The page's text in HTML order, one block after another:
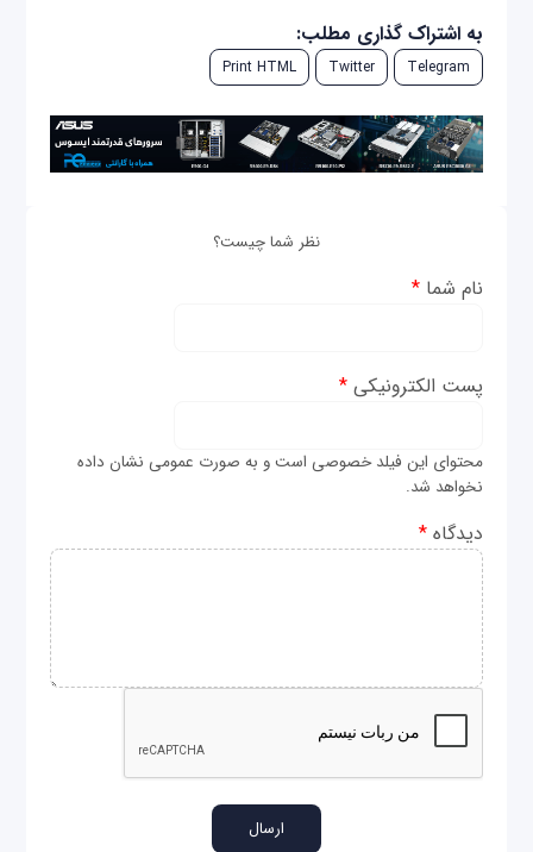
به اشتراک گذاری مطلب:
Telegram
Twitter
Print HTML
نظر شما چیست؟
نام شما*
پست الکترونیکی*
محتوای این فیلد خصوصی است و به صورت عمومی نشان داده
نخواهد شد.
دیدگاه*